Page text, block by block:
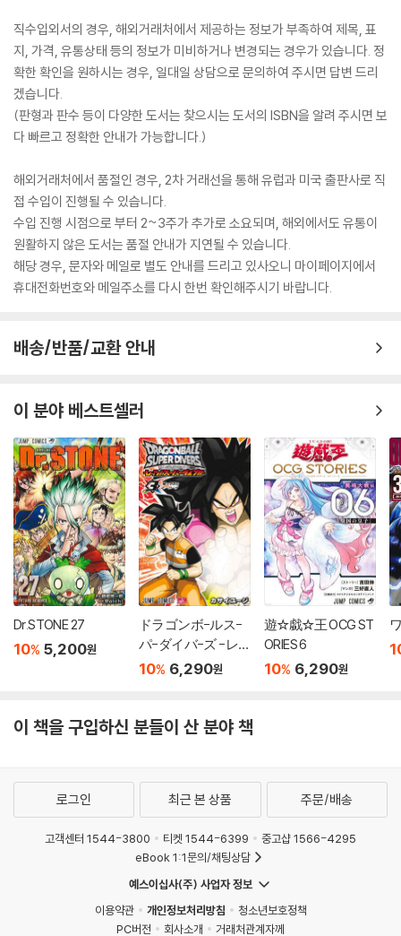
직수입외서의 경우, 해외거래처에서 제공하는 정보가 부족하여 제목, 표
지, 가격, 유통상태 등의 정보가 미비하거나 변경되는 경우가 있습니다. 정
확한 확인을 원하시는 경우, 일대일 상담으로 문의하여 주시면 답변 드리
겠습니다.
(판형과 판수 등이 다양한 도서는 찾으시는 도서의 ISBN을 알려 주시면 보
다 빠르고 정확한 안내가 가능합니다.)
해외거래처에서 품절인 경우, 2차 거래선을 통해 유럽과 미국 출판사로 직
접 수입이 진행될 수 있습니다.
수입 진행 시점으로 부터 2~3주가 추가로 소요되며, 해외에서도 유통이
원활하지 않은 도서는 품절 안내가 지연될 수 있습니다.
해당 경우, 문자와 메일로 별도 안내를 드리고 있사오니 마이페이지에서
휴대전화번호와 메일주소를 다시 한번 확인해주시기 바랍니다.
배송/반품/교환 안내
이 분야 베스트셀러
Dr.STONE 27
10% 5,200원
ドラゴンボ-ルス-
パ-ダイバ-ズ -レ
ッツ! ス-パ-ダイ
10% 6,290원
遊☆戱☆王 OCG ST
ORIES 6
10% 6,290원
이 책을 구입하신 분들이 산 분야 책
로그인 최근 본 상품 주문/배송
고객센터 1544-3800 티켓 1544-6399
중고샵 1566-4295
eBook 1:1문의/채팅상담
예스이십사(주) 사업자 정보
이용약관
개인정보처리방침
청소년보호정책
PC버전
회사소개 거래처관계자께